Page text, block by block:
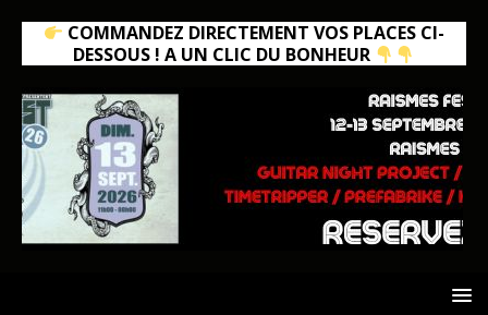
COMMANDEZ DIRECTEMENT VOS PLACES CI-
DESSOUS ! A UN CLIC DU BONHEUR